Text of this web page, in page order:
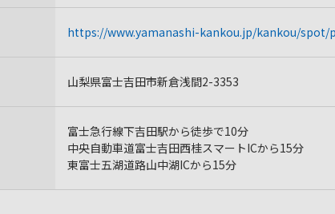
https://www.yamanashi-kankou.jp/kankou/spot/
山梨県富士吉田市新倉浅間2-3353
富士急行線下吉田駅から徒歩で10分
中央自動車道富士吉田西桂スマートICから15分
東富士五湖道路山中湖ICから15分